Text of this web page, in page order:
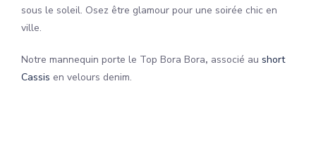
sous le soleil. Osez être glamour pour une soirée chic en
ville.
Notre mannequin porte le Top Bora Bora, associé au short
Cassis en velours denim.